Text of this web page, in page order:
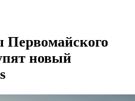
Первомайского
новый